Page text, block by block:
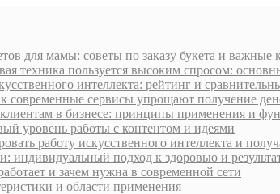
для мамы: советы по заказу букета и важные
техника пользуется высоким спросом:
интеллекта: рейтинг и
современные сервисы упрощают получение
в бизнесе: принципы применения и
уровень работы с контентом и идеями
работу искусственного интеллекта и
индивидуальный подход к здоровью и
и зачем нужна в современной сети
и области применения